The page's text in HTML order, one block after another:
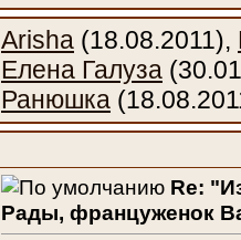
Arisha (18.08.2011),
Елена Галуза
Ранюшка
Re:
Рады, француженок